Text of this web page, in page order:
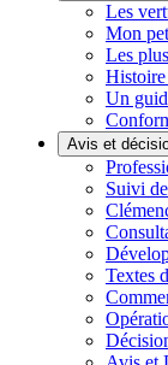
Les
Mon
Les
Histoire
Un
Avis et
Suivi
Textes